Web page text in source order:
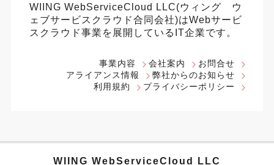
WIING WebServiceCloud LLC(ウィング ウ
ェブサービスクラウド合同会社)はWebサービ
スクラウド事業を展開しているIT企業です。
事業内容 会社案内
お問合せ
アライアンス情報
弊社からのお知らせ
利用規約
プライバシーポリシー
WIING WebServiceCloud LLC